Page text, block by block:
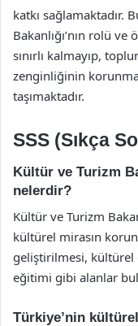
katkı sağlamaktadır.
Bakanlığı’nın rolü
sınırlı kalmayıp,
zenginliğinin
taşımaktadır.
SSS (Sıkça
Kültür ve Turizm
nelerdir?
Kültür ve Turizm
kültürel mirasın
geliştirilmesi, kültürel
eğitimi gibi alanlar
Türkiye’nin